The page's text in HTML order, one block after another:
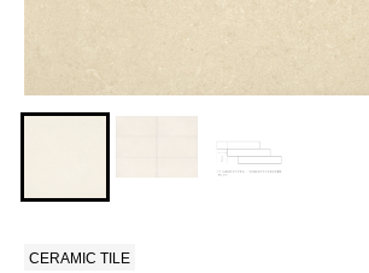
CERAMIC TILE